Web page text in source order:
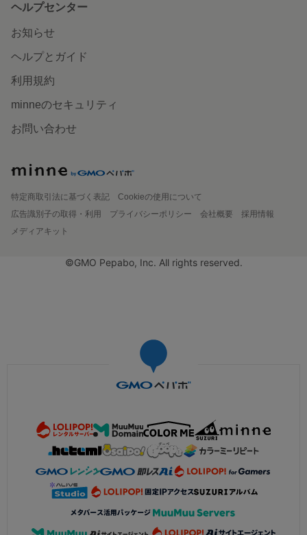
ヘルプセンター
お知らせ
ヘルプとガイド
利用規約
minneのセキュリティ
お問い合わせ
特定商取引法に基づく表記
Cookieの使用について
広告識別子の取得・利用
プライバシーポリシー 会社概要
採用情報
メディアキット
©GMO Pepabo, Inc. All rights reserved.